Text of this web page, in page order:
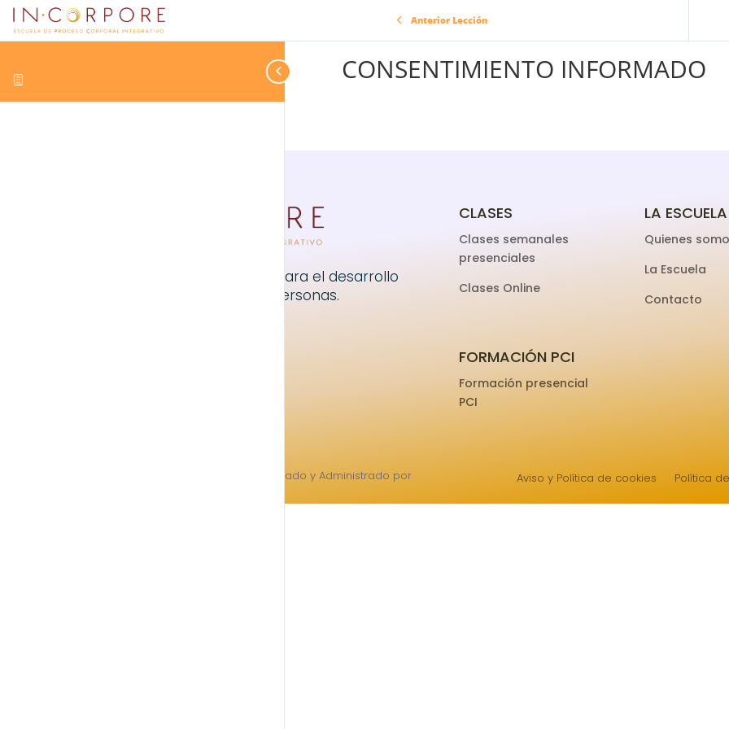
Anterior Lección
CONSENTIMIENTO INFORMADO
In Corpore es una escuela para el desarrollo
personal y creativo de las personas.
CLASES
Clases semanales
presenciales
Clases Online
FORMACIÓN PCI
Formación presencial
PCI
LA ESCUELA
Quienes
La Escuela
Contacto
Todos los derechos reservados. Creado y Administrado por
Aviso y Política de cookies Política